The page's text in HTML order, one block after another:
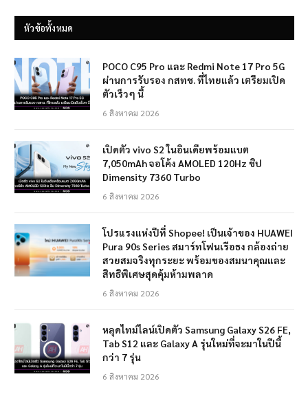
หัวข้อทั้งหมด
POCO C95 Pro และ Redmi Note 17 Pro 5G
ผ่านการรับรอง กสทช. ที่ไทยแล้ว เตรียมเปิด
ตัวเร็วๆ นี้
6 สิงหาคม 2026
เปิดตัว vivo S2 ในอินเดียพร้อมแบต
7,050mAh จอโค้ง AMOLED 120Hz ชิป
Dimensity 7360 Turbo
6 สิงหาคม 2026
โปรแรงแห่งปีที่ Shopee! เป็นเจ้าของ HUAWEI
Pura 90s Series สมาร์ทโฟนเรือธง กล้องถ่าย
สวยสมจริงทุกระยะ พร้อมของสมนาคุณและ
สิทธิพิเศษสุดคุ้มห้ามพลาด
6 สิงหาคม 2026
หลุดไทม์ไลน์เปิดตัว Samsung Galaxy S26 FE,
Tab S12 และ Galaxy A รุ่นใหม่ที่จะมาในปีนี้
กว่า 7 รุ่น
6 สิงหาคม 2026